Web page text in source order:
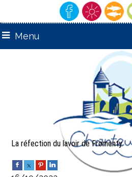
Menu
"Village
La réfection du lavoir de Fromenty